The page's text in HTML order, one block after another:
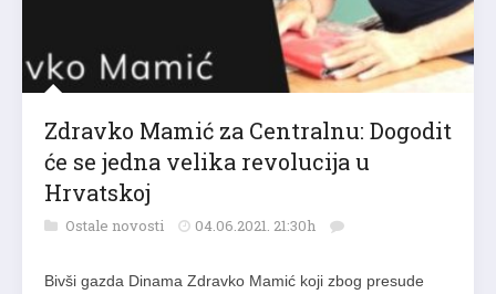
Zdravko Mamić za Centralnu: Dogodit
će se jedna velika revolucija u
Hrvatskoj
Ostale novosti 04.06.2021. 21:30h
Bivši gazda Dinama Zdravko Mamić koji zbog presude